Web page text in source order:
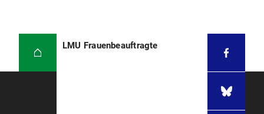
LMU Frauenbeauftragte